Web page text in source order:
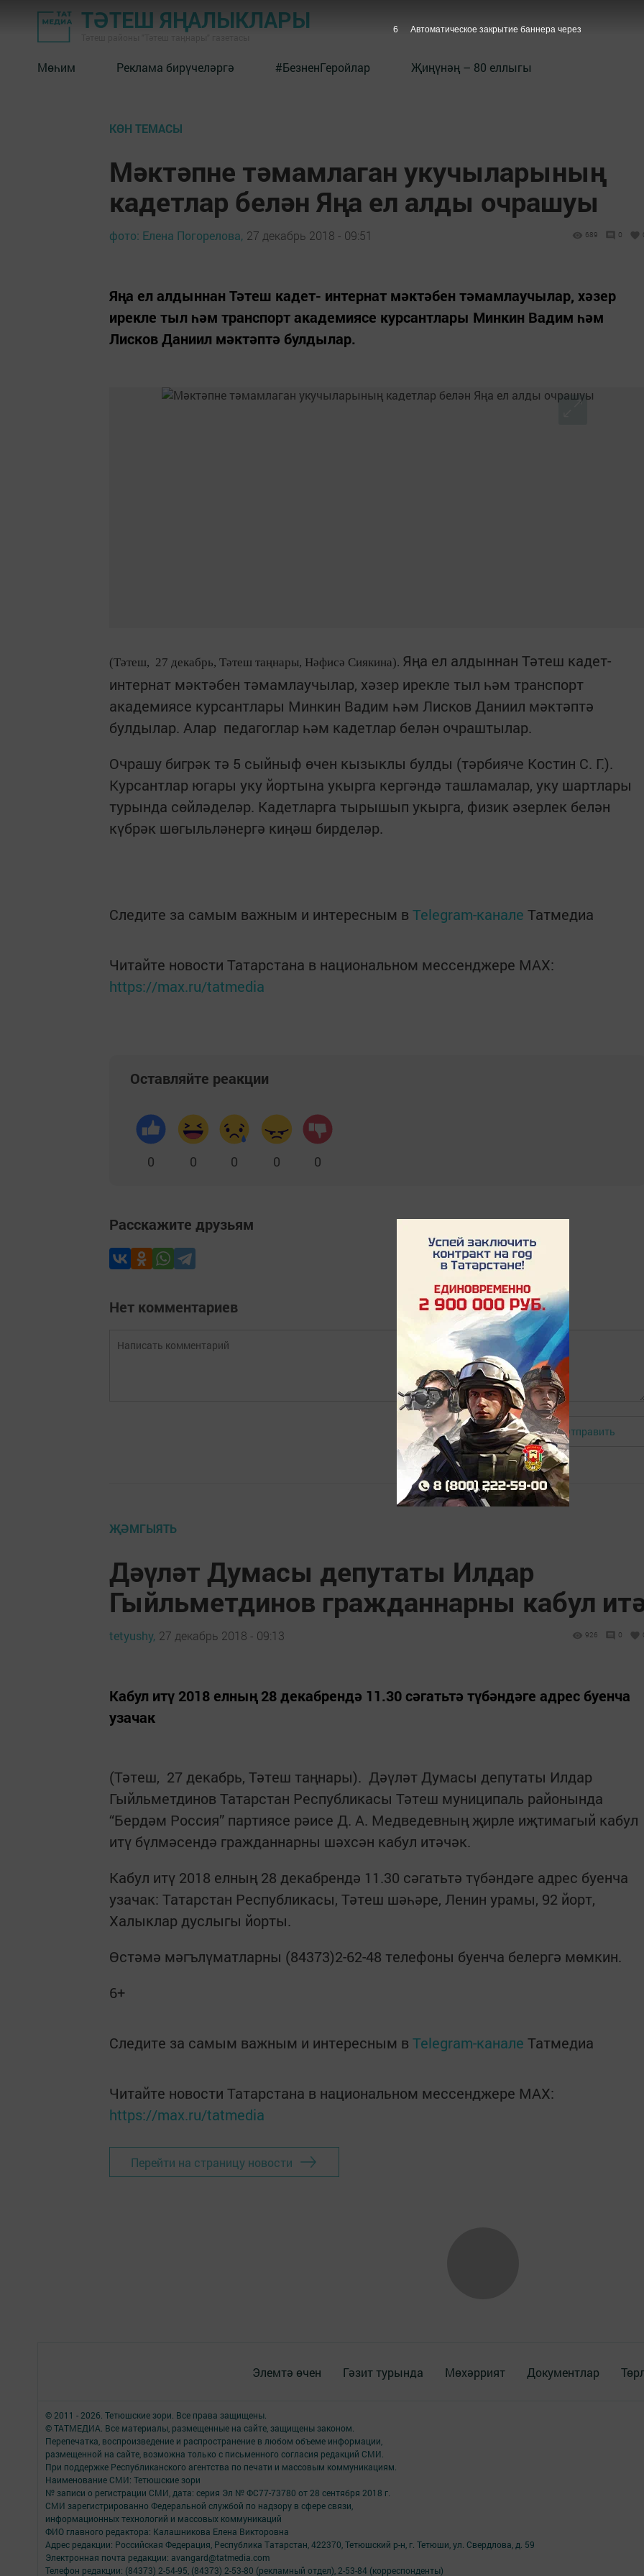
ТӘТЕШ ЯҢАЛЫКЛАРЫ
Мөһим Реклама бирүчеләргә #БезненГеройлар Җиңүнәң – 80 еллыгы
КӨН ТЕМАСЫ
Мәктәпне тәмамлаган укучыларының
кадетлар белән Яңа ел алды очрашуы
фото: Елена Погорелова, 27 декабрь 2018 - 09:51 689 0
Яңа ел алдыннан Тәтеш кадет- интернат мәктәбен тәмамлаучылар, хәзер
ирекле тыл һәм транспорт академиясе курсантлары Минкин Вадим һәм
Лисков Даниил мәктәптә булдылар.
(Тәтеш, 27 декабрь, Тәтеш таңнары, Нәфисә Сиякина). Яңа ел алдыннан Тәтеш кадет-
интернат мәктәбен тәмамлаучылар, хәзер ирекле тыл һәм транспорт
академиясе курсантлары Минкин Вадим һәм Лисков Даниил мәктәптә
булдылар. Алар педагоглар һәм кадетлар белән очраштылар.
Очрашу бигрәк тә 5 сыйныф өчен кызыклы булды (тәрбияче Костин С. Г.).
Курсантлар югары уку йортына укырга кергәндә ташламалар, уку шартлары
турында сөйләделәр. Кадетларга тырышып укырга, физик әзерлек белән
күбрәк шөгыльләнергә киңәш бирделәр.
Следите за самым важным и интересным в Telegram-канале Татмедиа
Читайте новости Татарстана в национальном мессенджере MАХ:
https://max.ru/tatmedia
Оставляйте реакции
0 0 0 0 0
Расскажите друзьям
Нет комментариев
Авторизоваться Отправить
ҖӘМГЫЯТЬ
Дәүләт Думасы депутаты Илдар
Гыйльметдинов гражданнарны кабул
tetyushy, 27 декабрь 2018 - 09:13 926 0
Кабул итү 2018 елның 28 декабрендә 11.30 сәгатьтә түбәндәге адрес буенча
узачак
(Тәтеш, 27 декабрь, Тәтеш таңнары). Дәүләт Думасы депутаты Илдар
Гыйльметдинов Татарстан Республикасы Тәтеш муниципаль районында
“Бердәм Россия” партиясе рәисе Д. А. Медведевның җирле иҗтимагый кабул
итү бүлмәсендә гражданнарны шәхсән кабул итәчәк.
Кабул итү 2018 елның 28 декабрендә 11.30 сәгатьтә түбәндәге адрес буенча
узачак: Татарстан Рес­публикасы, Тәтеш шәһәре, Ленин урамы, 92 йорт,
Халыклар дуслыгы йорты.
Өстәмә мәгълүматларны (84373)2-62-48 телефоны буенча белергә мөмкин.
6+
Следите за самым важным и интересным в Telegram-канале Татмедиа
Читайте новости Татарстана в национальном мессенджере MАХ:
https://max.ru/tatmedia
Перейти на страницу новости
Элемтә өчен Гәзит турында Мөхәррият Документлар
© 2011 - 2026. Тетюшские зори. Все права защищены.
© ТАТМЕДИА. Все материалы, размещенные на сайте, защищены законом.
Перепечатка, воспроизведение и распространение в любом объеме информации,
размещенной на сайте, возможна только с письменного согласия редакций СМИ.
При поддержке Республиканского агентства по печати и массовым коммуникациям.
Наименование СМИ: Тетюшские зори
№ записи о регистрации СМИ, дата: серия Эл № ФС77-73780 от 28 сентября 2018 г.
СМИ зарегистрированно Федеральной службой по надзору в сфере связи,
информационных технологий и массовых коммуникаций
ФИО главного редактора: Калашникова Елена Викторовна
Адрес редакции: Российская Федерация, Республика Татарстан, 422370, Тетюшский р-н, г. Тетюши, ул. Свердлова, д. 59
Электронная почта редакции: avangard@tatmedia.com
Телефон редакции: (84373) 2-54-95, (84373) 2-53-80 (рекламный отдел), 2-53-84 (корреспонденты)
5 Автоматическое закрытие баннера через